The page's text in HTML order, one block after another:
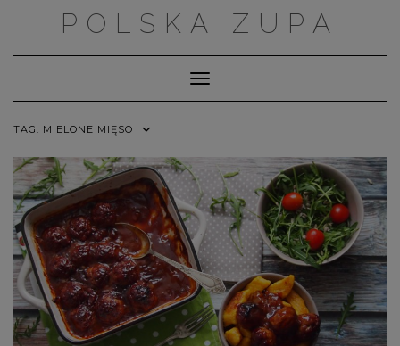
POLSKA ZUPA
Toggle Navigation
TAG: MIELONE MIĘSO